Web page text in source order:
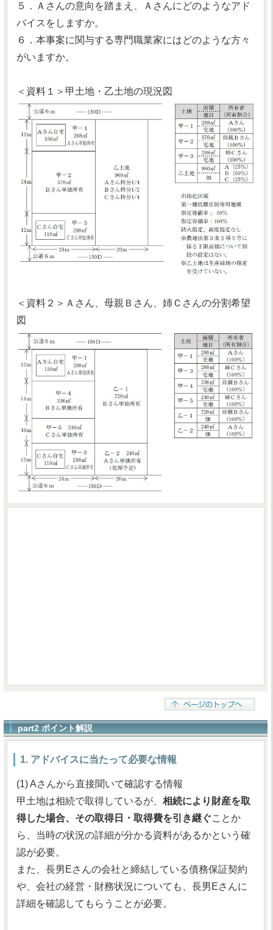
５．Ａさんの意向を踏まえ、Ａさんにどのようなアド
バイスをしますか。
６．本事案に関与する専門職業家にはどのような方々
がいますか。
＜資料１＞甲土地・乙土地の現況図
＜資料２＞Ａさん、母親Ｂさん、姉Ｃさんの分割希望
図
part2 ポイント解説
1. アドバイスに当たって必要な情報
(1) Aさんから直接聞いて確認する情報
甲土地は相続で取得しているが、 相続により財産を取
得した場合、その取得日・取得費を引き継ぐことか
ら、当時の状況の詳細が分かる資料があるかという確
認が必要。
また、長男Eさんの会社と締結している債務保証契約
や、会社の経営・財務状況についても、長男Eさんに
詳細を確認してもらうことが必要。